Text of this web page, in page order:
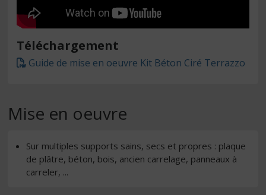
Téléchargement
Guide de mise en oeuvre Kit Béton Ciré Terrazzo
Mise en oeuvre
Sur multiples supports sains, secs et propres : plaque
de plâtre, béton, bois, ancien carrelage, panneaux à
carreler, ...